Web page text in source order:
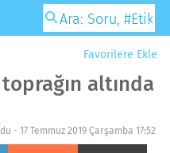
Favorilere Ekle
altında
- 17 Temmuz 2019 Çarşamba 17:52